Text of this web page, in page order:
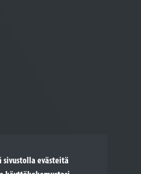
sivustolla evästeitä
(02) 748 9315